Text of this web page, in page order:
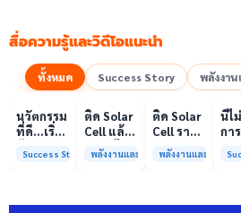
สื่อความรู้และวิดีโอแนะนำ
ทั้งหมด Success Story พลังงา
00:10
นวัตกรรม
ที่ดี…เริ่ม
ความร่วม
Success Story
00:10
ติด Solar
Cell แล้ว
ลดค่าไฟ
ได้จริง
พลังงานและสิ่งแวดล้อม
00:08
ติด Solar
Cell ราคา
แพง แต่
ค่าไฟ
พลังงานและสิ่งแวด
นี่ไ
กา
คือ
ให้